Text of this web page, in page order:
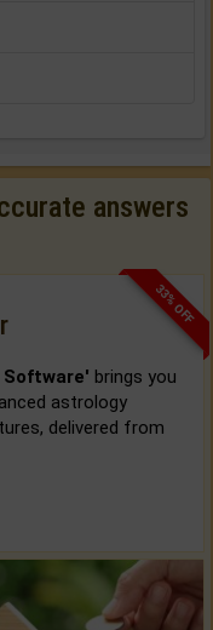
answers
33% OFF
Software' brings you
astrology
delivered from